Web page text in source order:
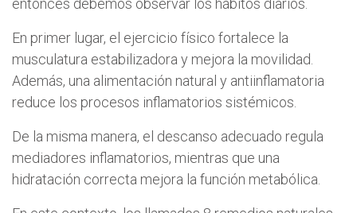
entonces debemos observar los hábitos diarios.
En primer lugar, el ejercicio físico fortalece la
musculatura estabilizadora y mejora la movilidad.
Además, una alimentación natural y antiinflamatoria
reduce los procesos inflamatorios sistémicos.
De la misma manera, el descanso adecuado regula
mediadores inflamatorios, mientras que una
hidratación correcta mejora la función metabólica.